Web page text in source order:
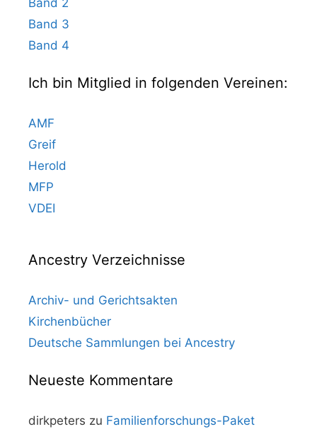
Band 2
Band 3
Band 4
Ich bin Mitglied in folgenden Vereinen:
AMF
Greif
Herold
MFP
VDEI
Ancestry Verzeichnisse
Archiv- und Gerichtsakten
Kirchenbücher
Deutsche Sammlungen bei Ancestry
Neueste Kommentare
dirkpeters zu Familienforschungs-Paket